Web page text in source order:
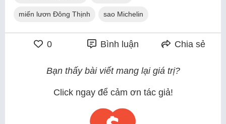
miến lươn Đông Thịnh sao Michelin
0 Bình luận Chia sẻ
Bạn thấy bài viết mang lại giá trị?
Click ngay để cảm ơn tác giả!